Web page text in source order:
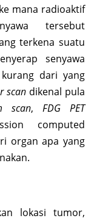
mana radioaktif
tersebut
terkena suatu
senyawa
dari yang
scan dikenal pula
scan,FDG PET
computed
organ apa yang
lokasi tumor,